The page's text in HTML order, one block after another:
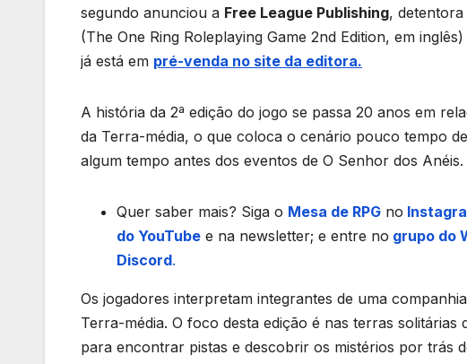
segundo anunciou a Free League Publishing,
(The One Ring Roleplaying Game 2nd Edition, em
já está em pré-venda no site da editora.
A história da 2ª edição do jogo se passa 20 anos em
da Terra-média, o que coloca o cenário pouco tempo
algum tempo antes dos eventos de O Senhor dos Anéis.
Quer saber mais? Siga o Mesa de RPG no
do YouTube e na newsletter; e entre no grupo do
Discord.
Os jogadores interpretam integrantes de uma
Terra-média. O foco desta edição é nas terras
para encontrar pistas e descobrir os mistérios por trás